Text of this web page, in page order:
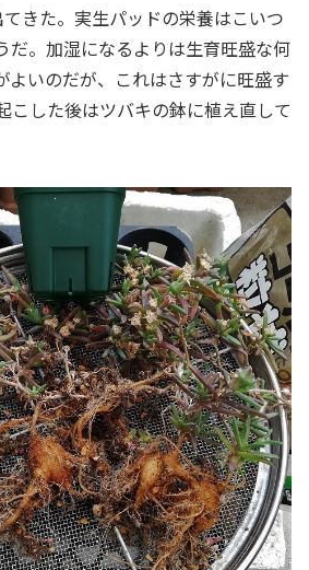
きた。実生パッドの栄養はこいつ
だ。加湿になるよりは生育旺盛な何
よいのだが、これはさすがに旺盛す
こした後はツバキの鉢に植え直して